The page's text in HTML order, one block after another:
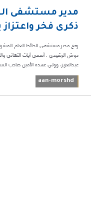
مدير مستشفى
ذكرى فخر
رفع مدير مستشفى الحائط العام
دوش الرشيدي ، أسمى آيات التهاني
عبدالعزيز، وولي عهده الأمين صاحب
aan-morshd